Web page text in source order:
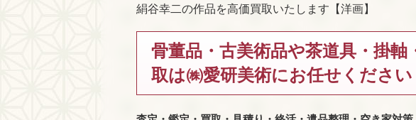
絹谷幸二の作品を高価買取いたします【洋画】
骨董品・古美術品や茶道具・掛軸
取は㈱愛研美術にお任せください